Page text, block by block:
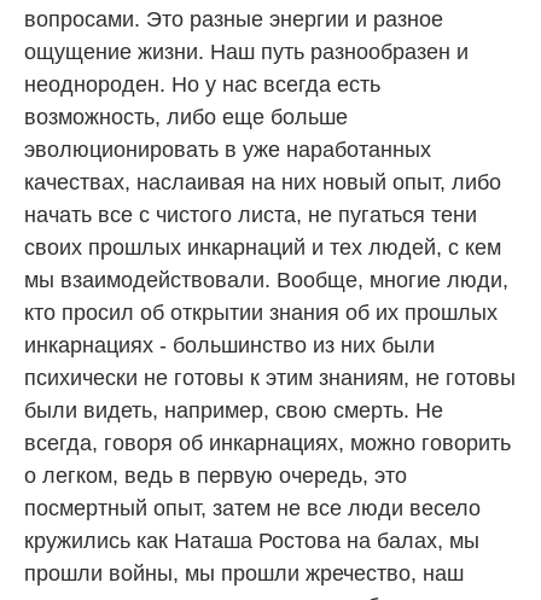
вопросами. Это разные энергии и разное
ощущение жизни. Наш путь разнообразен и
неоднороден. Но у нас всегда есть
возможность, либо еще больше
эволюционировать в уже наработанных
качествах, наслаивая на них новый опыт, либо
начать все с чистого листа, не пугаться тени
своих прошлых инкарнаций и тех людей, с кем
мы взаимодействовали. Вообще, многие люди,
кто просил об открытии знания об их прошлых
инкарнациях - большинство из них были
психически не готовы к этим знаниям, не готовы
были видеть, например, свою смерть. Не
всегда, говоря об инкарнациях, можно говорить
о легком, ведь в первую очередь, это
посмертный опыт, затем не все люди весело
кружились как Наташа Ростова на балах, мы
прошли войны, мы прошли жречество, наш